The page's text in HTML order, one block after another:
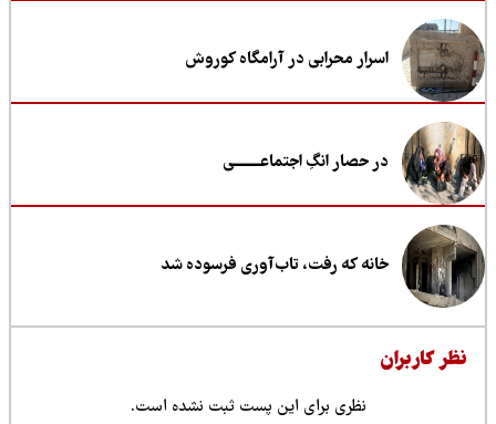
اسرار محرابی در آرامگاه کوروش
در حصار انگِ اجتماعــــــــی
خانه که رفت، تاب‌آوری فرسوده شد
کاربران
نظری برای این پست ثبت نشده است.